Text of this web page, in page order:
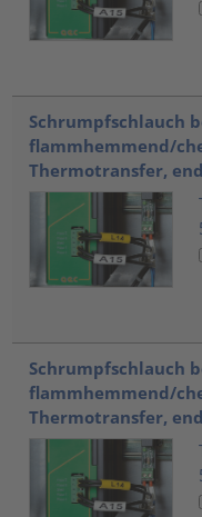
Schrumpfschlauch
flammhemmend/
Thermotransfer,
Schrumpfschlauch
flammhemmend/
Thermotransfer,